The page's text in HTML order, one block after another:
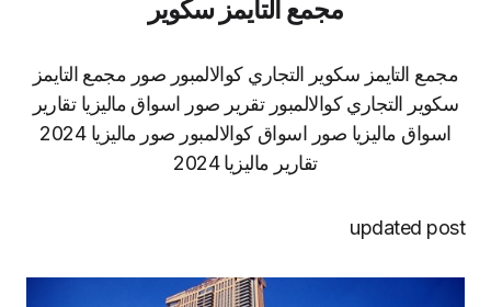
مجمع التايمز سكوير
مجمع التايمز سكوير التجاري كوالالمبور صور مجمع التايمز
سكوير التجاري كوالالمبور تقرير صور اسواق ماليزيا تقارير
اسواق ماليزيا صور اسواق كوالالمبور صور ماليزيا 2024
تقارير ماليزيا 2024
updated post